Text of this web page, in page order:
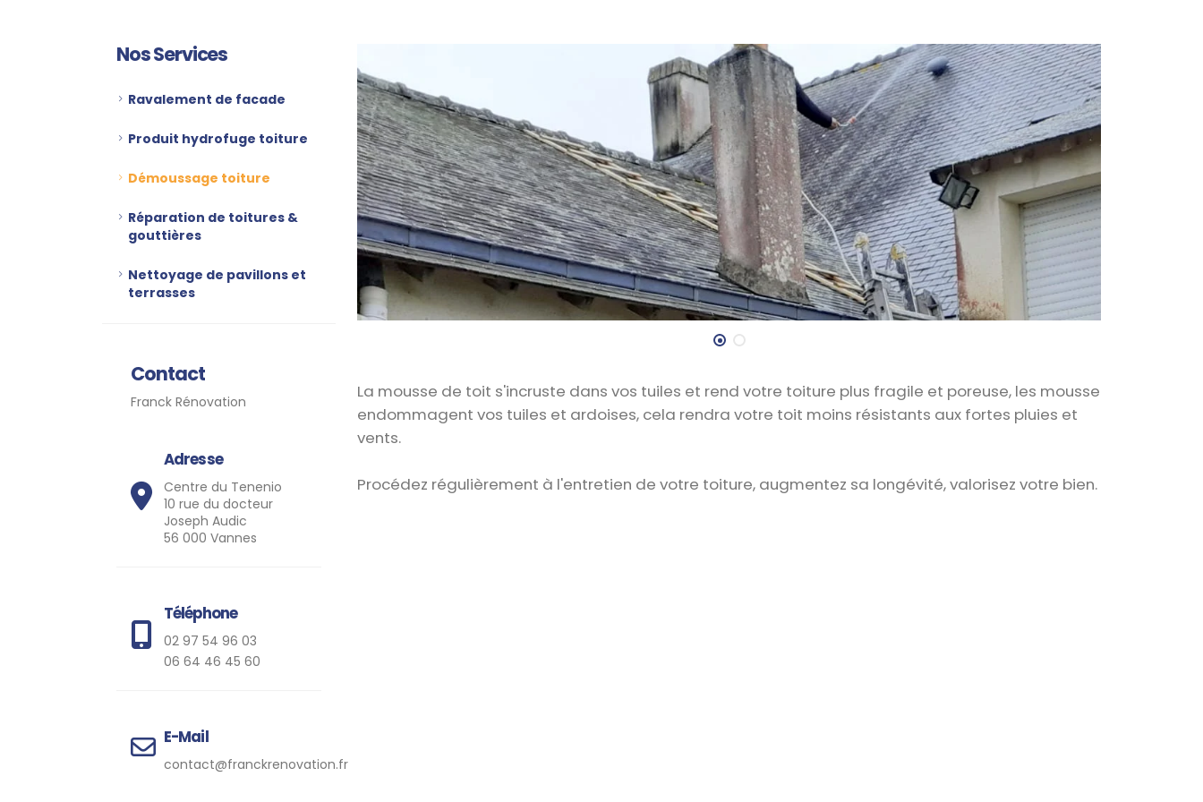
Nos Services
Ravalement de facade
Produit hydrofuge toiture
Démoussage toiture
Réparation de toitures &
gouttières
Nettoyage de pavillons et
terrasses
Contact
Franck Rénovation
Adresse
Centre du Tenenio
10 rue du docteur
Joseph Audic
56 000 Vannes
Téléphone
02 97 54 96 03
06 64 46 45 60
E-Mail
contact@franckrenovation.fr
La mousse de toit s'incruste dans vos tuiles et rend votre toiture plus fragile et poreuse, les mousse
endommagent vos tuiles et ardoises, cela rendra votre toit moins résistants aux fortes pluies et
vents.
Procédez régulièrement à l'entretien de votre toiture, augmentez sa longévité, valorisez votre bien.